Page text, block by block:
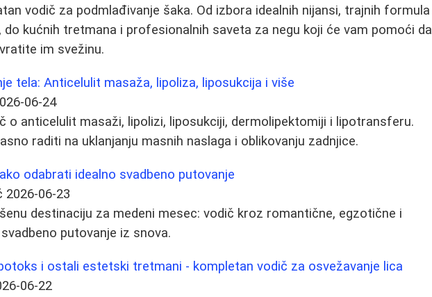
vodič za podmlađivanje šaka. Od izbora idealnih nijansi, trajnih formula
do kućnih tretmana i profesionalnih saveta za negu koji će vam pomoći da
im svežinu.
tela: Anticelulit masaža, lipoliza, liposukcija i više
06-24
o anticelulit masaži, lipolizi, liposukciji, dermolipektomiji i lipotransferu.
raditi na uklanjanju masnih naslaga i oblikovanju zadnjice.
odabrati idealno svadbeno putovanje
2026-06-23
destinaciju za medeni mesec: vodič kroz romantične, egzotične i
putovanje iz snova.
i ostali estetski tretmani - kompletan vodič za osvežavanje lica
06-22